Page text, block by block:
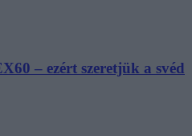
– ezért szeretjük a svéd